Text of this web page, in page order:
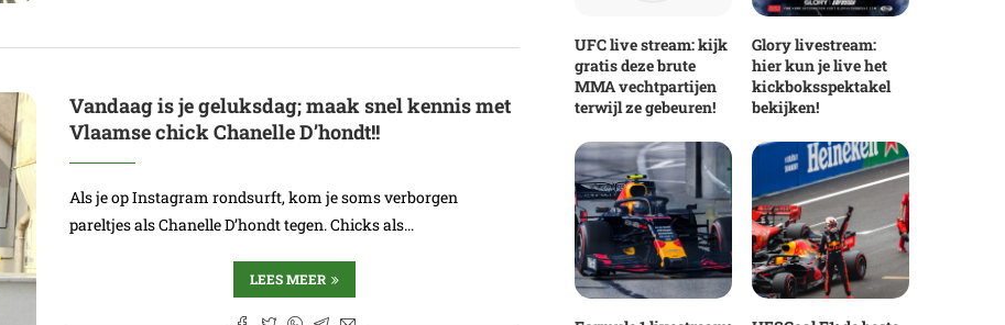
Vandaag is je geluksdag; maak snel kennis met
Vlaamse chick Chanelle D’hondt!!
Als je op Instagram rondsurft, kom je soms verborgen
pareltjes als Chanelle D’hondt tegen. Chicks als…
LEES MEER
UFC live stream: kijk
gratis deze brute
MMA vechtpartijen
terwijl ze gebeuren!
Glory livestream:
hier kun je live het
kickboksspektakel
bekijken!